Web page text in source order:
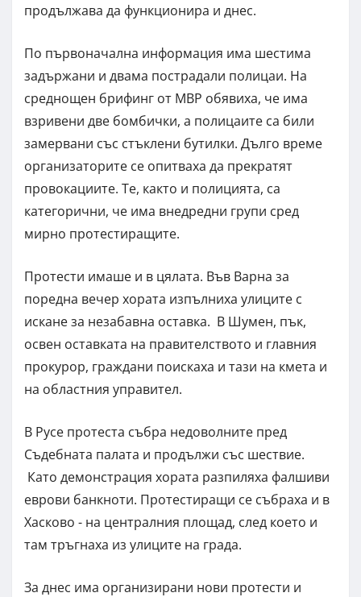
продължава да функционира и днес.
По първоначална информация има шестима
задържани и двама пострадали полицаи. На
среднощен брифинг от МВР обявиха, че има
взривени две бомбички, а полицаите са били
замервани със стъклени бутилки. Дълго време
организаторите се опитваха да прекратят
провокациите. Те, както и полицията, са
категорични, че има внедредни групи сред
мирно протестиращите.
Протести имаше и в цялата. Във Варна за
поредна вечер хората изпълниха улиците с
искане за незабавна оставка. В Шумен, пък,
освен оставката на правителството и главния
прокурор, граждани поискаха и тази на кмета и
на областния управител.
В Русе протеста събра недоволните пред
Съдебната палата и продължи със шествие.
Като демонстрация хората разпиляха фалшиви
еврови банкноти. Протестиращи се събраха и в
Хасково - на централния площад, след което и
там тръгнаха из улиците на града.
За днес има организирани нови протести и